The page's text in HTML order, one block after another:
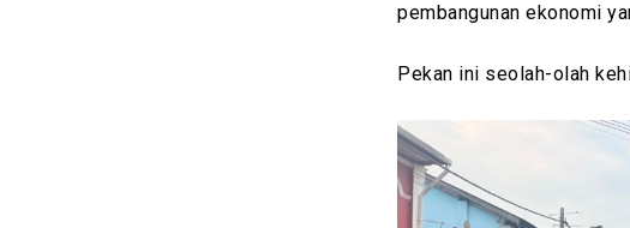
pembangunan ekonomi
Pekan ini seolah-olah